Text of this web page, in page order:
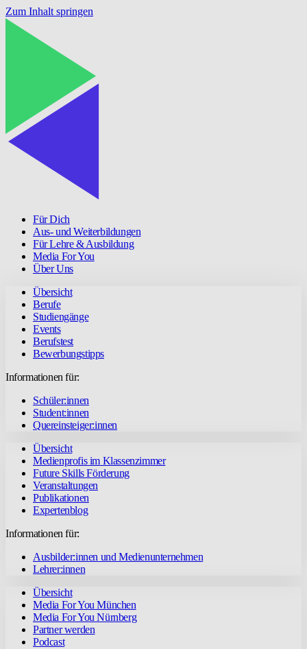
Zum Inhalt springen
Für Dich
Aus- und Weiterbildungen
Für Lehre & Ausbildung
Media For You
Über Uns
Übersicht
Berufe
Studiengänge
Events
Berufstest
Bewerbungstipps
Informationen für:
Schüler:innen
Student:innen
Quereinsteiger:innen
Übersicht
Medienprofis im Klassenzimmer
Future Skills Förderung
Veranstaltungen
Publikationen
Expertenblog
Informationen für:
Ausbilder:innen und Medienunternehmen
Lehrer:innen
Übersicht
Media For You München
Media For You Nürnberg
Partner werden
Podcast